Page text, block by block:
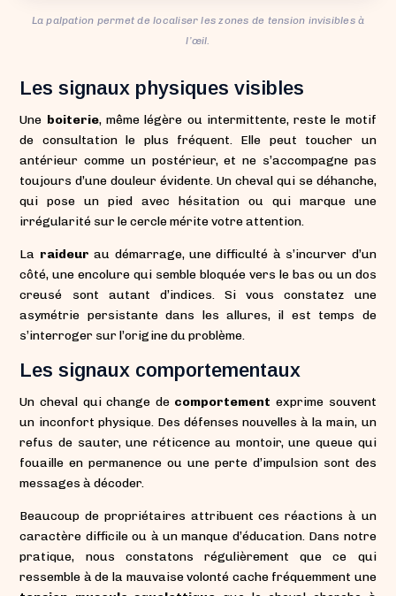
La palpation permet de localiser les zones de tension invisibles à
l’œil.
Les signaux physiques visibles
Une boiterie, même légère ou intermittente, reste le motif
de consultation le plus fréquent. Elle peut toucher un
antérieur comme un postérieur, et ne s’accompagne pas
toujours d’une douleur évidente. Un cheval qui se déhanche,
qui pose un pied avec hésitation ou qui marque une
irrégularité sur le cercle mérite votre attention.
La raideur au démarrage, une difficulté à s’incurver d’un
côté, une encolure qui semble bloquée vers le bas ou un dos
creusé sont autant d’indices. Si vous constatez une
asymétrie persistante dans les allures, il est temps de
s’interroger sur l’origine du problème.
Les signaux comportementaux
Un cheval qui change de comportement exprime souvent
un inconfort physique. Des défenses nouvelles à la main, un
refus de sauter, une réticence au montoir, une queue qui
fouaille en permanence ou une perte d’impulsion sont des
messages à décoder.
Beaucoup de propriétaires attribuent ces réactions à un
caractère difficile ou à un manque d’éducation. Dans notre
pratique, nous constatons régulièrement que ce qui
ressemble à de la mauvaise volonté cache fréquemment une